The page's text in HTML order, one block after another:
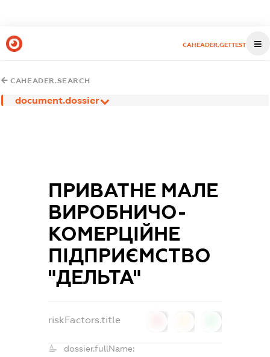
CAHEADER.GETTEST
CAHEADER.SEARCH
document.dossier
ПРИВАТНЕ МАЛЕ
ВИРОБНИЧО-
КОМЕРЦІЙНЕ
ПІДПРИЄМСТВО
"ДЕЛЬТА"
riskFactors.title
dossier.fullName: